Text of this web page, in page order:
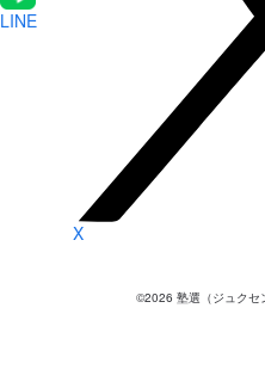
LINE
X
©2026 塾選（ジュク